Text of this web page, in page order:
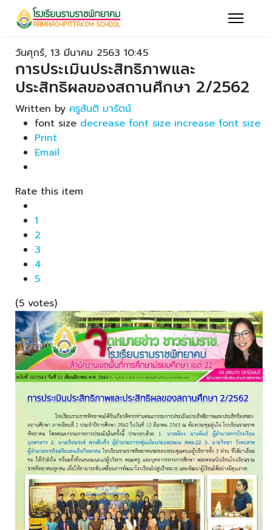
วันศุกร์, 13 มีนาคม 2563 10:45
การประเมินประสิทธิภาพและ
ประสิทธิผลของสถานศึกษา 2/2562
Written by ครูสันติ มารัตน์
font size decrease font size increase font size
Print
Email
Rate this item
1
2
3
4
5
(5 votes)